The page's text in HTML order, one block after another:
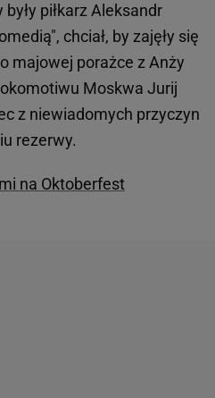
piłkarz Aleksandr
chciał, by zajęły się
majowej porażce z Anży
Moskwa Jurij
z niewiadomych przyczyn
rezerwy.
na Oktoberfest